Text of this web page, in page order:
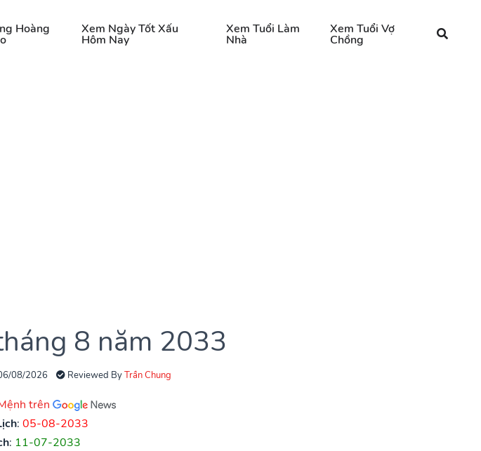
Hoàng Xem Ngày Tốt Xấu
Hôm Nay
Xem Tuổi Làm
Nhà
Xem Tuổi Vợ
Chồng
8 năm 2033
08/2026 Reviewed ByTrần Chung
trên
: 05-08-2033
: 11-07-2033